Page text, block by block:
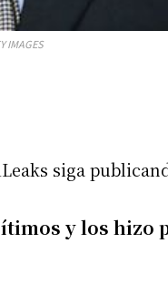
IMAGES
siga
y los hizo